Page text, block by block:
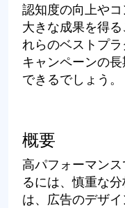
認知度の向上や
大きな成果を得
れらのベストプラ
キャンペーンの
できるでしょう。
概要
高パフォーマン
るには、慎重な
は、広告のデザ